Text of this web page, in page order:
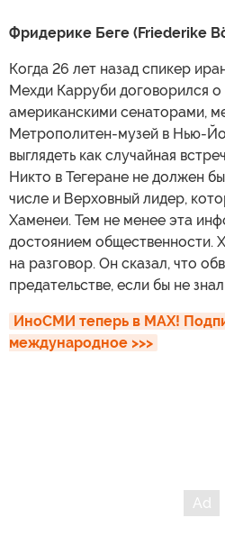
Фридерике Беге (Friederike
Когда 26 лет назад спикер
Мехди Карруби договорился о
американскими сенаторами,
Метрополитен-музей в Нью-
выглядеть как случайная
Никто в Тегеране не должен
числе и Верховный лидер,
Хаменеи. Тем не менее эта
достоянием общественности.
на разговор. Он сказал, что
предательстве, если бы не
ИноСМИ теперь в MAX!
международное >>>